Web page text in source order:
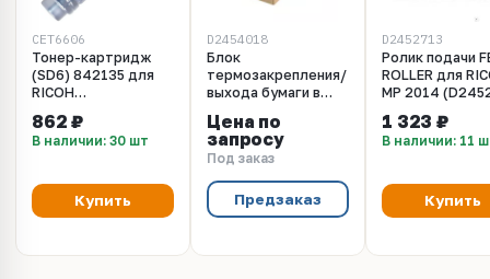
CET6606
Тонер-картридж
(SD6) 842135 для
RICOH
(CET), 390г, 12000
стр., CET6606
862 ₽
В наличии: 30 шт
Купить
D2454018
Блок
термозакрепления/
выхода бумаги в
D2454018/D245-
4018
Цена по
запросу
Под заказ
Предзаказ
D2452713
Ролик подачи
ROLLER для
MP 2014
1 323 ₽
В наличии: 11
Купить